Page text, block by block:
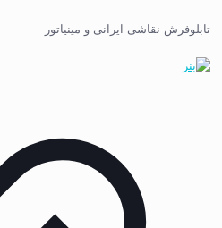
تابلوفرش نقاشی ایرانی و مینیاتور